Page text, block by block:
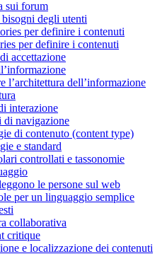
sui forum
degli utenti
per definire i contenuti
per definire i contenuti
accettazione
l’architettura dell’informazione
interazione
di navigazione
di contenuto (content type)
e standard
controllati e tassonomie
le persone sul web
per un linguaggio semplice
collaborativa
critique
e localizzazione dei contenuti